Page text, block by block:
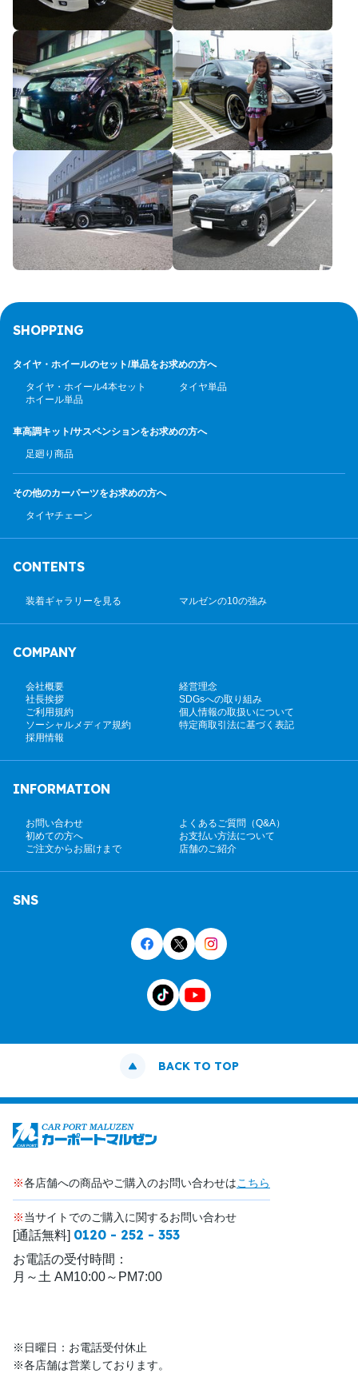
SHOPPING
タイヤ・ホイールのセット/単品をお求めの方へ
タイヤ・ホイール4本セット
タイヤ単品
ホイール単品
車高調キット/サスペンションをお求めの方へ
足廻り商品
その他のカーパーツをお求めの方へ
タイヤチェーン
CONTENTS
装着ギャラリーを見る マルゼンの10の強み
COMPANY
会社概要
経営理念
社長挨拶
SDGsへの取り組み
ご利用規約
個人情報の取扱いについて
ソーシャルメディア規約
特定商取引法に基づく表記
採用情報
INFORMATION
お問い合わせ
よくあるご質問（Q&A）
初めての方へ
お支払い方法について
ご注文からお届けまで
店舗のご紹介
SNS
BACK TO TOP
※各店舗への商品やご購入のお問い合わせはこちら
※当サイトでのご購入に関するお問い合わせ
[通話無料] 0120 - 252 - 353
お電話の受付時間：
月～土 AM10:00～PM7:00
※日曜日：お電話受付休止
※各店舗は営業しております。